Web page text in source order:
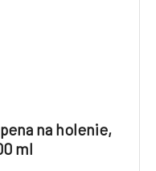
na holenie,
ml